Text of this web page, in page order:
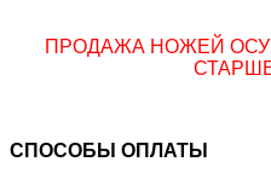
ПРОДАЖА НОЖЕЙ
СПОСОБЫ ОПЛАТЫ